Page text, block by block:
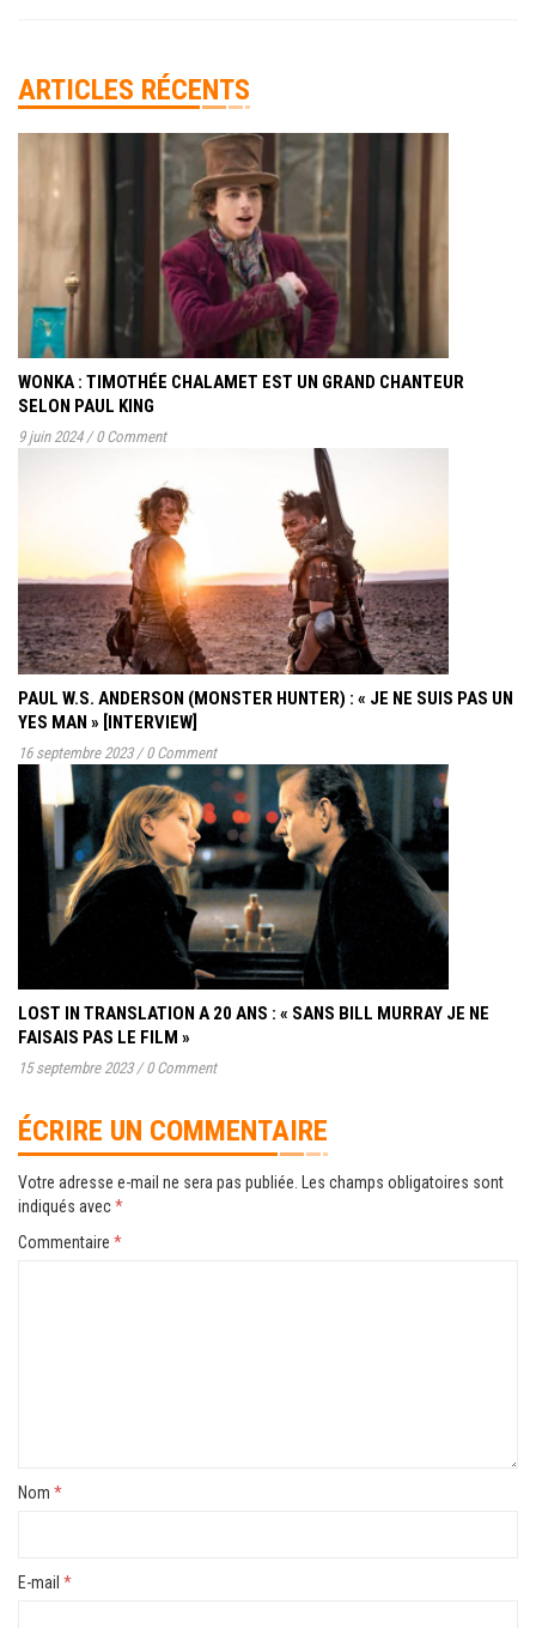
ARTICLES RÉCENTS
WONKA : TIMOTHÉE CHALAMET EST UN GRAND CHANTEUR
SELON PAUL KING
9 juin 2024 / 0 Comment
PAUL W.S. ANDERSON (MONSTER HUNTER) : « JE NE SUIS PAS UN
YES MAN » [INTERVIEW]
16 septembre 2023 / 0 Comment
LOST IN TRANSLATION A 20 ANS : « SANS BILL MURRAY JE NE
FAISAIS PAS LE FILM »
15 septembre 2023 / 0 Comment
ÉCRIRE UN COMMENTAIRE
Votre adresse e-mail ne sera pas publiée.
Les champs obligatoires sont
indiqués avec*
Commentaire *
Nom *
E-mail *